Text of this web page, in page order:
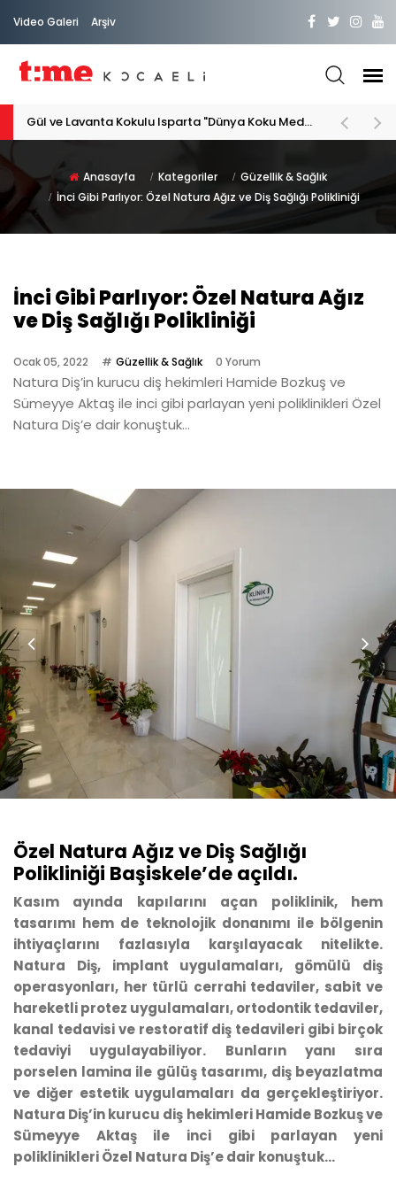
Video Galeri Arşiv
PATİLİ DOSTA HAYATIMIZA "HOŞ GELDİN" DİYORSAK
Anasayfa Kategoriler
Güzellik & Sağlık
İnci Gibi Parlıyor: Özel Natura Ağız ve Diş Sağlığı Polikliniği
İnci Gibi Parlıyor: Özel Natura Ağız
ve Diş Sağlığı Polikliniği
Ocak 05, 2022 Güzellik & Sağlık 0 Yorum
Natura Diş’in kurucu diş hekimleri Hamide Bozkuş ve
Sümeyye Aktaş ile inci gibi parlayan yeni poliklinikleri Özel
Natura Diş’e dair konuştuk…
Özel Natura Ağız ve Diş Sağlığı
Polikliniği Başiskele’de açıldı.
Kasım ayında kapılarını açan poliklinik, hem
tasarımı hem de teknolojik donanımı ile bölgenin
ihtiyaçlarını fazlasıyla karşılayacak nitelikte.
Natura Diş, implant uygulamaları, gömülü diş
operasyonları, her türlü cerrahi tedaviler, sabit ve
hareketli protez uygulamaları, ortodontik tedaviler,
kanal tedavisi ve restoratif diş tedavileri gibi birçok
tedaviyi uygulayabiliyor. Bunların yanı sıra
porselen lamina ile gülüş tasarımı, diş beyazlatma
ve diğer estetik uygulamaları da gerçekleştiriyor.
Natura Diş’in kurucu diş hekimleri Hamide Bozkuş ve
Sümeyye Aktaş ile inci gibi parlayan yeni
poliklinikleri Özel Natura Diş’e dair konuştuk…